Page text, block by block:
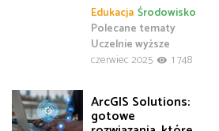
Edukacja
Polecane tematy
Środowisko
Uczelnie wyższe
czerwiec 2025
1 748
ArcGIS Solutions:
gotowe